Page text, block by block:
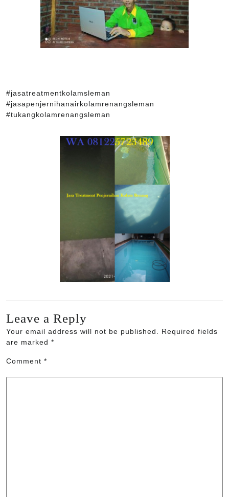
#jasatreatmentkolamsleman
#jasapenjernihanairkolamrenangsleman
#tukangkolamrenangsleman
Leave a Reply
Your email address will not be published. Required fields
are marked *
Comment *